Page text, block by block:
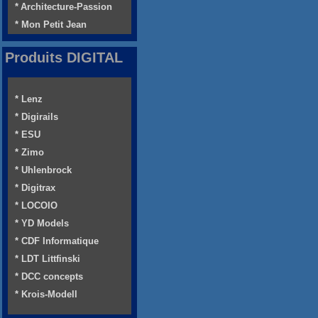
* Architecture-Passion
* Mon Petit Jean
Produits DIGITAL
* Lenz
* Digirails
* ESU
* Zimo
* Uhlenbrock
* Digitrax
* LOCOIO
* YD Models
* CDF Informatique
* LDT Littfinski
* DCC concepts
* Krois-Modell